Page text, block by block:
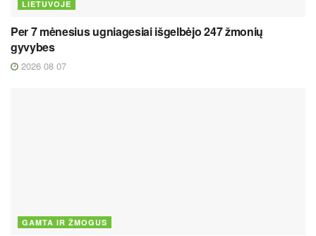
LIETUVOJE
Per 7 mėnesius ugniagesiai išgelbėjo 247 žmonių
gyvybes
2026 08 07
GAMTA IR ŽMOGUS